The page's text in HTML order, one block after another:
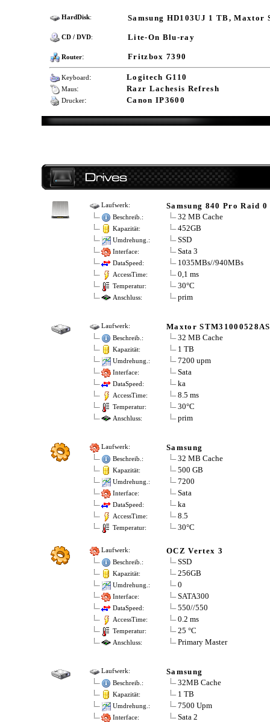
HardDisk: Samsung HD103UJ 1 TB, Maxtor
CD / DVD: Lite-On Blu-ray
Router: Fritzbox 7390
Keyboard: Logitech G110
Maus: Razr Lachesis Refresh
Drucker: Canon IP3600
Laufwerk: Samsung 840 Pro Raid 0
Beschreib.: 32 MB Cache
Kapazität: 452GB
Umdrehung.: SSD
Interface: Sata 3
DataSpeed: 1035MBs//940MBs
AccessTime: 0,1 ms
Temperatur: 30°C
Anschluss: prim
Laufwerk: Maxtor STM31000528AS
Beschreib.: 32 MB Cache
Kapazität: 1 TB
Umdrehung.: 7200 upm
Interface: Sata
DataSpeed: ka
AccessTime: 8.5 ms
Temperatur: 30°C
Anschluss: prim
Laufwerk: Samsung
Beschreib.: 32 MB Cache
Kapazität: 500 GB
Umdrehung.: 7200
Interface: Sata
DataSpeed: ka
AccessTime: 8.5
Temperatur: 30°C
Laufwerk: OCZ Vertex 3
Beschreib.: SSD
Kapazität: 256GB
Umdrehung.: 0
Interface: SATA300
DataSpeed: 550//550
AccessTime: 0.2 ms
Temperatur: 25 °C
Anschluss: Primary Master
Laufwerk: Samsung
Beschreib.: 32MB Cache
Kapazität: 1 TB
Umdrehung.: 7500 Upm
Interface: Sata 2